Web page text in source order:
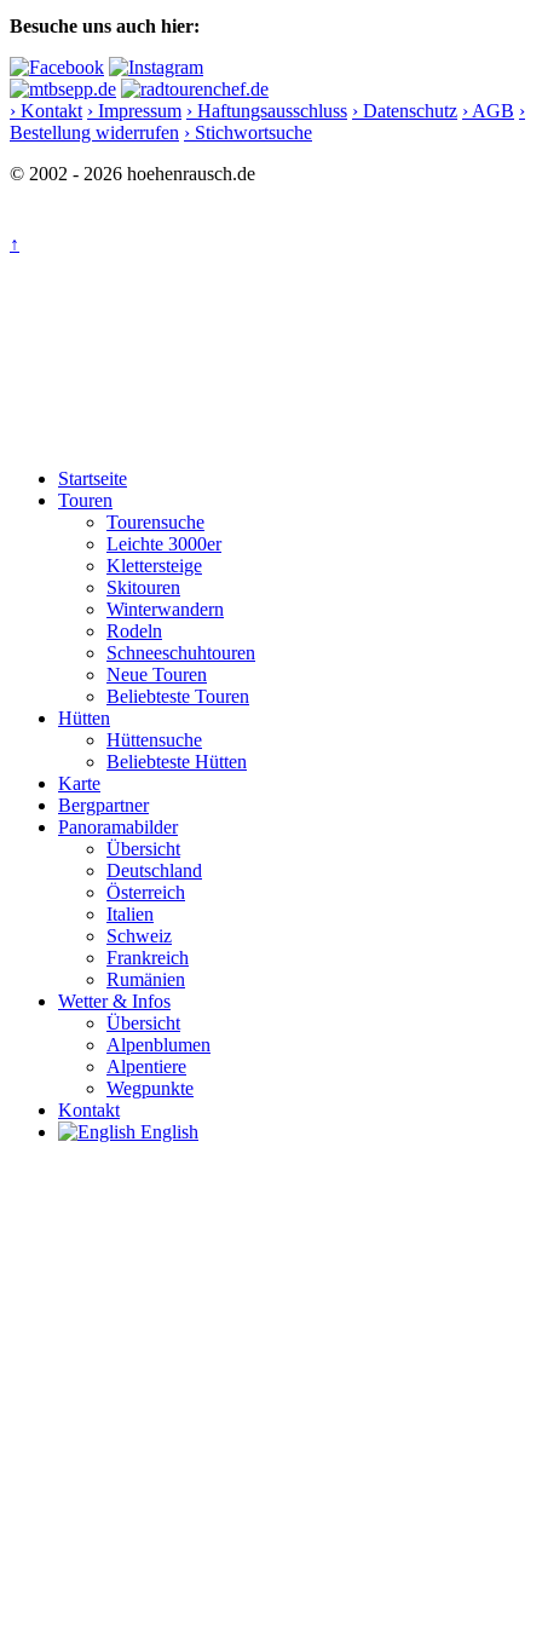
Besuche uns auch hier:
› Kontakt › Impressum › Haftungsausschluss › Datenschutz › AGB ›
Bestellung widerrufen › Stichwortsuche
© 2002 - 2026 hoehenrausch.de
↑
Startseite
Touren
Tourensuche
Leichte 3000er
Klettersteige
Skitouren
Winterwandern
Rodeln
Schneeschuhtouren
Neue Touren
Beliebteste Touren
Hütten
Hüttensuche
Beliebteste Hütten
Karte
Bergpartner
Panoramabilder
Übersicht
Deutschland
Österreich
Italien
Schweiz
Frankreich
Rumänien
Wetter & Infos
Übersicht
Alpenblumen
Alpentiere
Wegpunkte
Kontakt
English